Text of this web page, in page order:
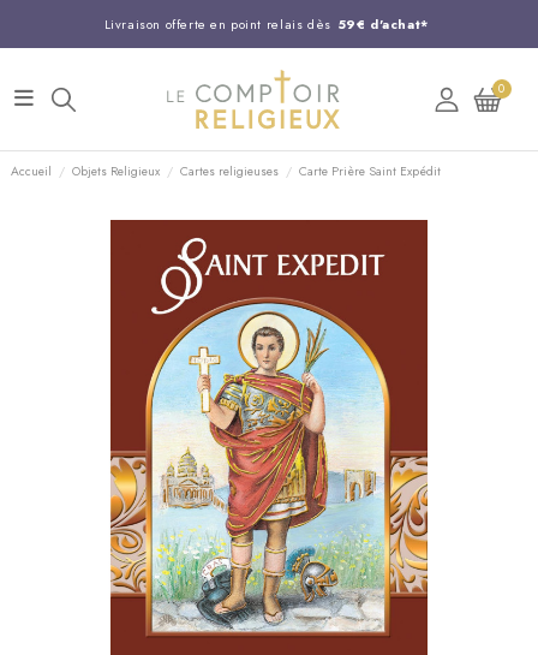
Livraison offerte en point relais dès 59€ d'achat*
Entreprise Française familiale
Support client disponible au 03 20 24 74 15
Commandez avant 14H, expédition le jour même !
0
Accueil Objets Religieux Cartes religieuses Carte Prière Saint Expédit